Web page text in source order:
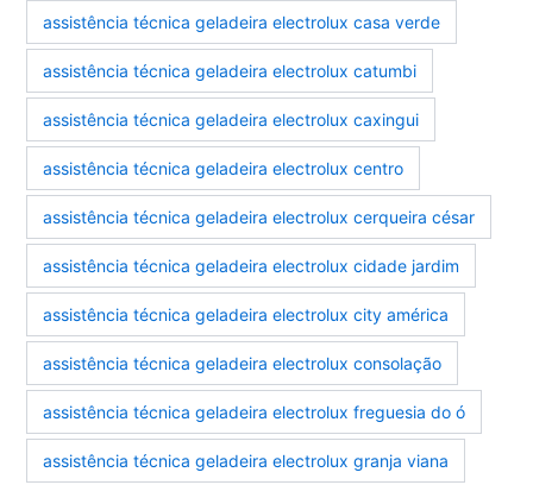
assistência técnica geladeira electrolux casa verde
assistência técnica geladeira electrolux catumbi
assistência técnica geladeira electrolux caxingui
assistência técnica geladeira electrolux centro
assistência técnica geladeira electrolux cerqueira césar
assistência técnica geladeira electrolux cidade jardim
assistência técnica geladeira electrolux city américa
assistência técnica geladeira electrolux consolação
assistência técnica geladeira electrolux freguesia do ó
assistência técnica geladeira electrolux granja viana